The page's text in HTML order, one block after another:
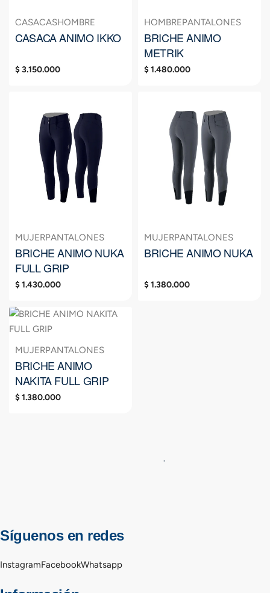
CASACASHOMBRE
CASACA ANIMO IKKO
$3.150.000
HOMBREPANTALONES
BRICHE ANIMO
METRIK
$1.480.000
MUJERPANTALONES
BRICHE ANIMO NUKA
FULL GRIP
$1.430.000
MUJERPANTALONES
BRICHE ANIMO NUKA
$1.380.000
MUJERPANTALONES
BRICHE ANIMO
NAKITA FULL GRIP
$1.380.000
Síguenos en redes
InstagramFacebookWhatsapp